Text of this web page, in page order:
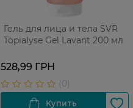
Гель для лица и тела SVR
Topialyse Gel Lavant 200 мл
528,99 ГРН